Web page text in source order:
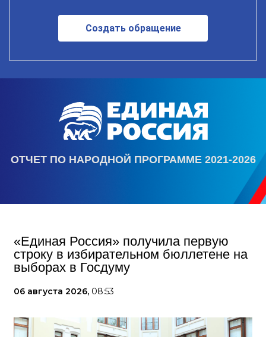
Создать обращение
ОТЧЕТ ПО НАРОДНОЙ ПРОГРАММЕ 2021-2026
«Единая Россия» получила первую
строку в избирательном бюллетене на
выборах в Госдуму
06 августа 2026, 08:53